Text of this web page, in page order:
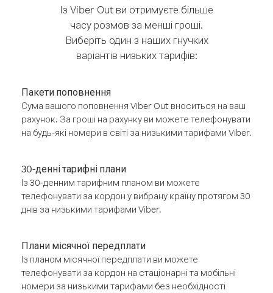
Із Viber Out ви отримуєте більше
часу розмов за менші гроші.
Виберіть один з наших гнучких
варіантів низьких тарифів:
Пакети поповнення
Сума вашого поповнення Viber Out вноситься на ваш
рахунок. За гроші на рахунку ви можете телефонувати
на будь-які номери в світі за низькими тарифами Viber.
30-денні тарифні плани
Із 30-денним тарифним планом ви можете
телефонувати за кордон у вибрану країну протягом 30
днів за низькими тарифами Viber.
Плани місячної передплати
Із планом місячної передплати ви можете
телефонувати за кордон на стаціонарні та мобільні
номери за низькими тарифами без необхідності